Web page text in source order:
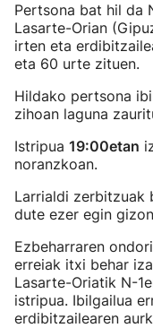
Pertsona bat hil da
Lasarte-Orian
irten eta
eta 60 urte zituen.
Hildako pertsona
zihoan laguna
Istripua 19:00etan
noranzkoan.
Larrialdi zerbitzuak
dute ezer egin
Ezbeharraren
erreiak itxi behar
Lasarte-Oriatik N-
istripua. Ibilgailua
erdibitzailearen